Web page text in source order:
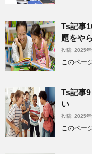
Ts記事
題をや
投稿: 2025年
このペー
Ts記事
い
投稿: 2025年
このペー